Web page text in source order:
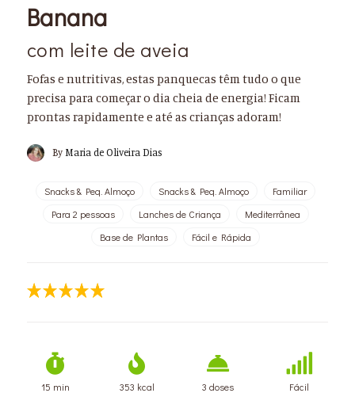
Banana
com leite de aveia
Fofas e nutritivas, estas panquecas têm tudo o que
precisa para começar o dia cheia de energia! Ficam
prontas rapidamente e até as crianças adoram!
By Maria de Oliveira Dias
Snacks & Peq. Almoço Snacks & Peq. Almoço
Familiar
Para 2 pessoas
Lanches de Criança
Mediterrânea
Base de Plantas
Fácil e Rápida
15 min 353 kcal 3 doses Fácil